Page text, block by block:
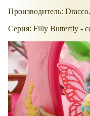
Производитель: Dracco.
Серия: Filly Butterfly -